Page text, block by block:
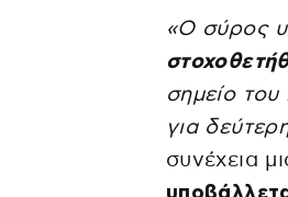
«Ο σύρος
σημείο
για
συνέχεια